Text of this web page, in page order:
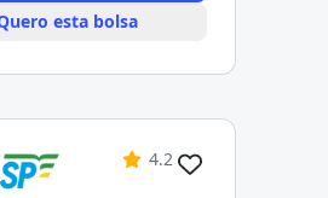
esta bolsa
4.2